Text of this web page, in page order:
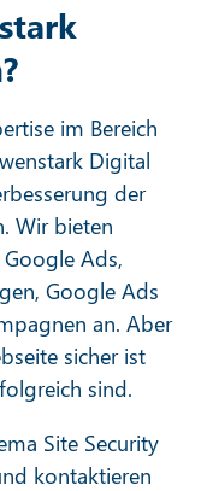
im Bereich
Digital
der
Wir bieten
Ads,
Google Ads
an. Aber
sicher ist
sind.
Site Security
kontaktieren